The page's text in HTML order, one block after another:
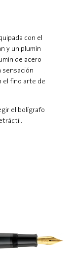
con el
y un plumín
de acero
sensación
el fino arte de
el bolígrafo